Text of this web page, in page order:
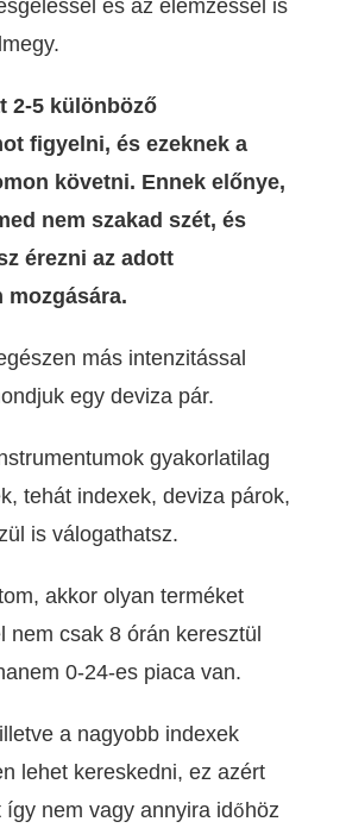
és az elemzéssel is
2-5 különböző
figyelni, és ezeknek a
követni. Ennek előnye,
nem szakad szét, és
érezni az adott
mozgására.
más intenzitással
egy deviza pár.
gyakorlatilag
tehát indexek, deviza párok,
is válogathatsz.
akkor olyan terméket
nem csak 8 órán keresztül
0-24-es piaca van.
a nagyobb indexek
lehet kereskedni, ez azért
így nem vagy annyira időhöz